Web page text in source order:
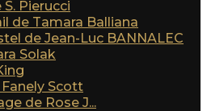
Pierucci
de Tamara Balliana
de Jean-Luc BANNALEC
Solak
Scott
de Rose J...